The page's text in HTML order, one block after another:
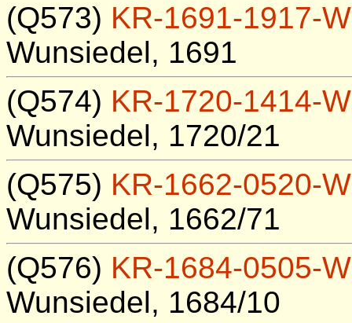
(Q573) KR-1691-1917-
Wunsiedel, 1691
(Q574) KR-1720-1414-
Wunsiedel, 1720/21
(Q575) KR-1662-0520-
Wunsiedel, 1662/71
(Q576) KR-1684-0505-
Wunsiedel, 1684/10